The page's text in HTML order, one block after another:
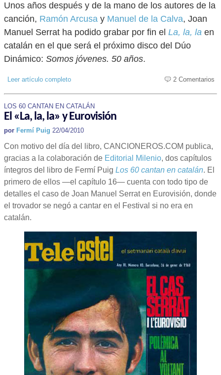
Unos años después y de la mano de los autores de la
canción, Ramón Arcusa y Manuel de la Calva, Joan
Manuel Serrat ha podido grabar por fin el La, la, la en
catalán en el que será el próximo disco del Dúo
Dinámico: Somos jóvenes. 50 años.
Leer artículo completo 2 Comentarios
LOS 60 CANTAN EN CATALÁN
El «La, la, la» y Eurovisión
por Fermí Puig 22/04/2010
Con motivo del día del libro, CANCIONEROS.COM publica,
gracias a la colaboración de Editorial Milenio, dos capítulos
íntegros del libro de Fermí Puig Los 60 cantan en catalán. El
primero de ellos —el capítulo 16— cuenta con todo tipo de
detalles el caso de Joan Manuel Serrat en Eurovisión, donde
el trovador se negó a cantar en el Festival si no era en
catalán.